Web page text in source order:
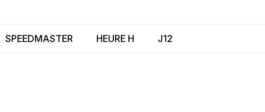
SPEEDMASTER HEURE H J12